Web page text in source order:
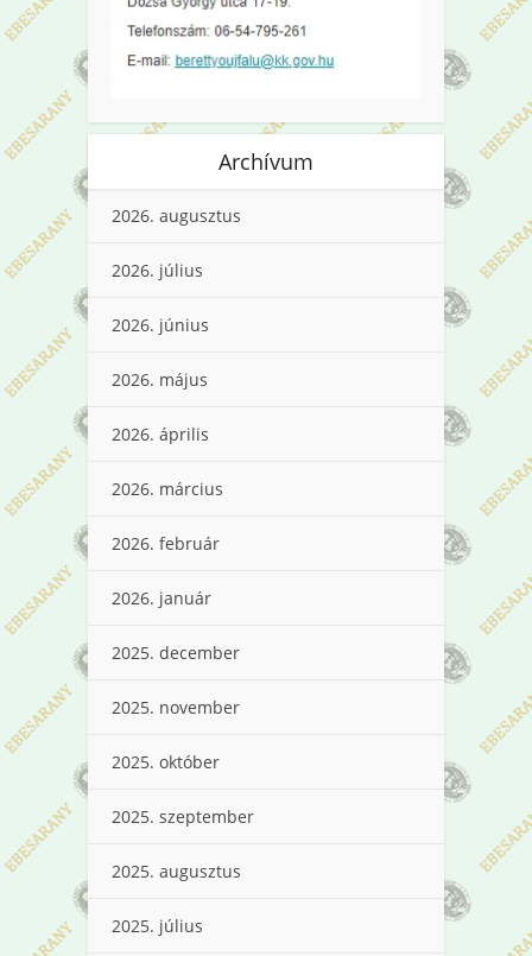
Archívum
2026. augusztus
2026. július
2026. június
2026. május
2026. április
2026. március
2026. február
2026. január
2025. december
2025. november
2025. október
2025. szeptember
2025. augusztus
2025. július